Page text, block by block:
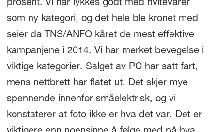
prosent. Vi har lykkes godt med hvitevarer
som ny kategori, og det hele ble kronet med
seier da TNS/ANFO kåret de mest effektive
kampanjene i 2014. Vi har merket bevegelse i
viktige kategorier. Salget av PC har satt fart,
mens nettbrett har flatet ut. Det skjer mye
spennende innenfor småelektrisk, og vi
konstaterer at foto ikke er hva det var. Det er